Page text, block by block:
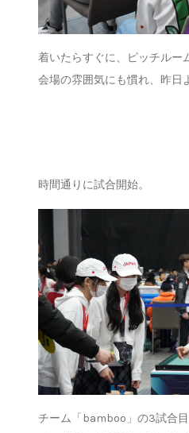
着いたらすぐに、ピッチルー
会場の雰囲気にも慣れ、昨日
時間通りに試合開始。
チーム「bamboo」の3試合目